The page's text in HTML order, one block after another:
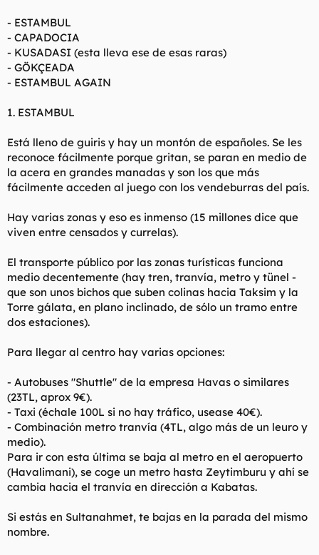
- ESTAMBUL
- CAPADOCIA
- KUSADASI (esta lleva ese de esas raras)
- GÖKÇEADA
- ESTAMBUL AGAIN
1. ESTAMBUL
Está lleno de guiris y hay un montón de españoles. Se les
reconoce fácilmente porque gritan, se paran en medio de
la acera en grandes manadas y son los que más
fácilmente acceden al juego con los vendeburras del país.
Hay varias zonas y eso es inmenso (15 millones dice que
viven entre censados y currelas).
El transporte público por las zonas turísticas funciona
medio decentemente (hay tren, tranvía, metro y tünel -
que son unos bichos que suben colinas hacia Taksim y la
Torre gálata, en plano inclinado, de sólo un tramo entre
dos estaciones).
Para llegar al centro hay varias opciones:
- Autobuses "Shuttle" de la empresa Havas o similares
(23TL, aprox 9€).
- Taxi (échale 100L si no hay tráfico, usease 40€).
- Combinación metro tranvía (4TL, algo más de un leuro y
medio).
Para ir con esta última se baja al metro en el aeropuerto
(Havalimani), se coge un metro hasta Zeytimburu y ahí se
cambia hacia el tranvía en dirección a Kabatas.
Si estás en Sultanahmet, te bajas en la parada del mismo
nombre.